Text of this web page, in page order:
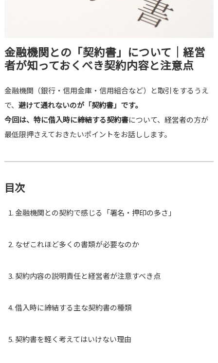
金融機関との「契約書」について｜経営
者が知っておくべき契約内容と注意点
金融機関（銀行・信用金庫・信用組合など）と取引をするうえ
で、 避けて通れないのが「契約書」です。
今回は、特に借入時に締結する契約書について、経営者の方が
最低限押さえておきたいポイントをお話しします。
目次
金融機関との契約で感じる「署名・押印の多さ」
なぜこれほど多くの書類が必要なのか
契約内容の説明責任と経営者が注意すべき点
借入時に締結する主な契約書の種類
契約書を軽く考えてはいけない理由